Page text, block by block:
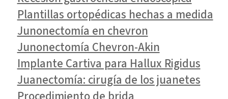
Plantillas ortopédicas hechas a medida
Junonectomía en chevron
Junonectomía Chevron-Akin
Implante Cartiva para Hallux Rigidus
Juanectomía: cirugía de los juanetes